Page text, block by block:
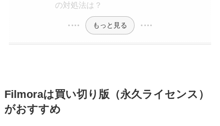
の対処法は？
もっと見る
Filmoraは買い切り版（永久ライセンス）
がおすすめ